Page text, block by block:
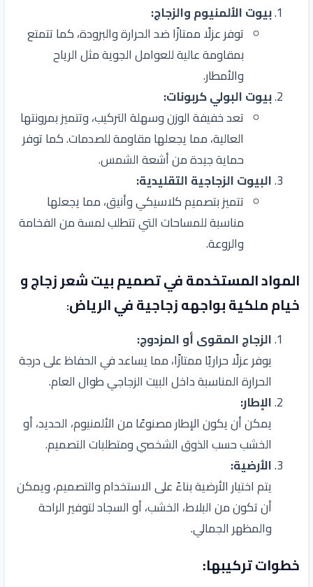
بيوت الألمنيوم والزجاج:
توفر عزلًا ممتازًا ضد الحرارة والبرودة، كما تتمتع
بمقاومة عالية للعوامل الجوية مثل الرياح
والأمطار.
بيوت البولي كربونات:
تعد خفيفة الوزن وسهلة التركيب، وتتميز بمرونتها
العالية، مما يجعلها مقاومة للصدمات. كما توفر
حماية جيدة من أشعة الشمس.
البيوت الزجاجية التقليدية:
تتميز بتصميم كلاسيكي وأنيق، مما يجعلها
مناسبة للمساحات التي تتطلب لمسة من الفخامة
والروعة.
المواد المستخدمة فيتصميم بيت شعر زجاج و
خيام ملكية بواجهه زجاجية في الرياض:
الزجاج المقوى أو المزدوج:
يوفر عزلًا حراريًا ممتازًا، مما يساعد في الحفاظ على درجة
الحرارة المناسبة داخل البيت الزجاجي طوال العام.
الإطار:
يمكن أن يكون الإطار مصنوعًا من الألمنيوم، الحديد، أو
الخشب حسب الذوق الشخصي ومتطلبات التصميم.
الأرضية:
يتم اختيار الأرضية بناءً على الاستخدام والتصميم، ويمكن
أن تكون من البلاط، الخشب، أو السجاد لتوفير الراحة
والمظهر الجمالي.
خطوات تركيبها: